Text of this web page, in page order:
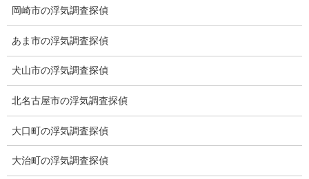
トップ
ご挨拶
システム
クーリング・オフ
ワンストップサービス
岡崎市の浮気調査探偵
あま市の浮気調査探偵
犬山市の浮気調査探偵
北名古屋市の浮気調査探偵
大口町の浮気調査探偵
大治町の浮気調査探偵